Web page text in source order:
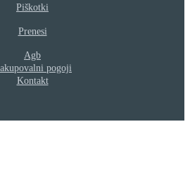
Piškotki
Prenesi
Agb
pogoji
Kontakt